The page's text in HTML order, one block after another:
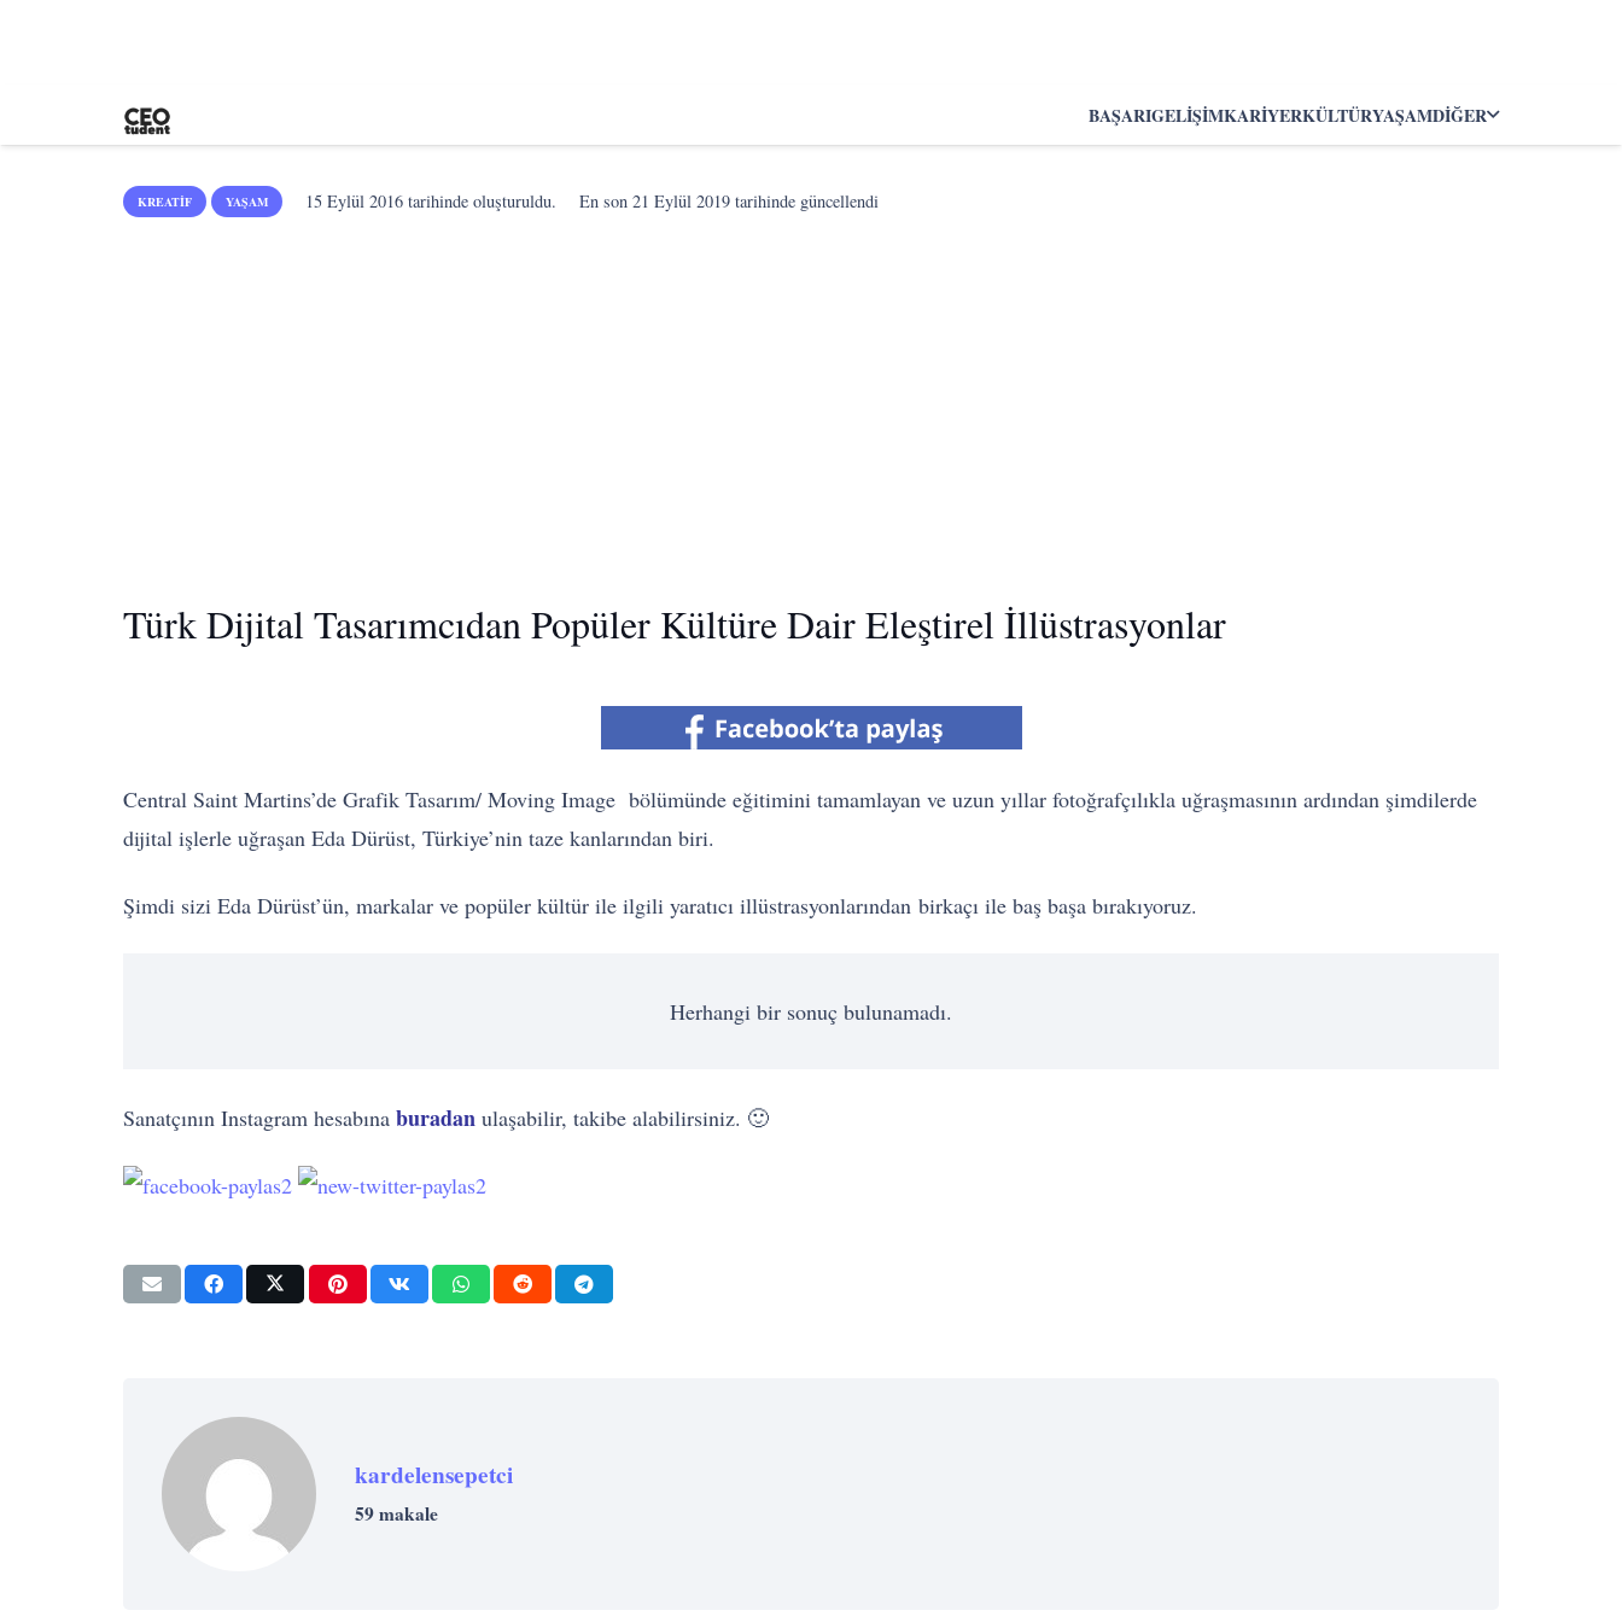
BAŞARIGELIŞIMKARIYERKÜLTÜRYAŞAMDIĞER
KREATIF YAŞAM 15 Eylül 2016 tarihinde oluşturuldu. En son21 Eylül 2019 tarihinde güncellendi
Türk Dijital Tasarımcıdan Popüler Kültüre Dair Eleştirel İllüstrasyonlar
Central Saint Martins’de Grafik Tasarım/ Moving Image bölümünde eğitimini tamamlayan ve uzun yıllar fotoğrafçılıkla uğraşmasının ardından şimdilerde
dijital işlerle uğraşan Eda Dürüst, Türkiye’nin taze kanlarından biri.
Şimdi sizi Eda Dürüst’ün, markalar ve popüler kültür ile ilgili yaratıcı illüstrasyonlarından birkaçı ile baş başa bırakıyoruz.
Herhangi bir sonuç bulunamadı.
Sanatçının Instagram hesabına buradan ulaşabilir, takibe alabilirsiniz. 🙂
kardelensepetci
59 makale